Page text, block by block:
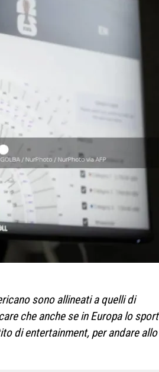
sono allineati a quelli di
che anche se in Europa lo sport
di entertainment, per andare allo